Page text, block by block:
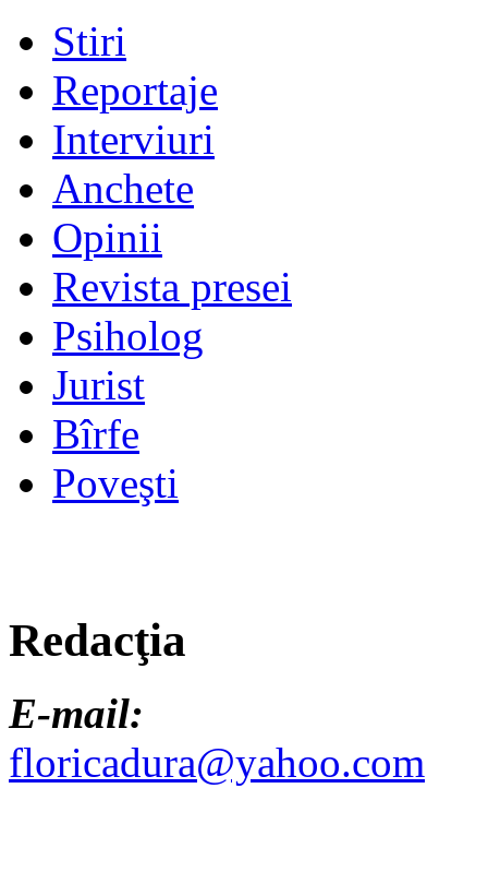
Stiri
Reportaje
Interviuri
Anchete
Opinii
Revista presei
Psiholog
Jurist
Bîrfe
Poveşti
Redacţia
E-mail:
floricadura@yahoo.com